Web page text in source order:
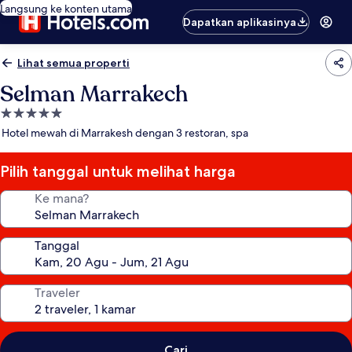
Langsung ke konten utama
Dapatkan aplikasinya
Lihat semua properti
Selman Marrakech
Properti
bintang
Hotel mewah di Marrakesh dengan 3 restoran, spa
Pilih tanggal untuk melihat harga
Ke mana?
Tanggal
Traveler